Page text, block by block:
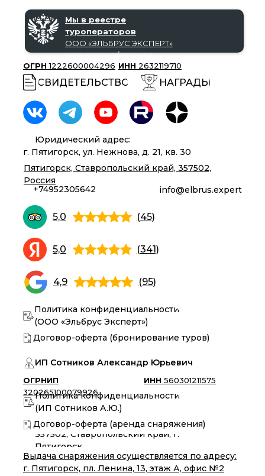
Политика конфиденциальности
(ООО «Эльбрус Эксперт»)
Политика конфиденциальности
(ИП Сотников А.Ю.)
СВИДЕТЕЛЬСТВО
ОГРНИП
320265100079926
ИНН 560301211575
ОГРН 1222600004296 ИНН 2632119710
НАГРАДЫ
ИП Сотников Александр Юрьевич
Договор-оферта (аренда снаряжения)
Договор-оферта (бронирование туров)
Выдача снаряжения осуществляется по адресу:
г. Пятигорск, пл. Ленина, 13, этаж А, офис №2
Пятигорск, Ставропольский край, 357502,
Россия
info@elbrus.expert
357502, Ставропольский край, г.
Пятигорск
Юридический адрес:
г. Пятигорск, ул. Нежнова, д. 21, кв. 30
+74952305642
5,0 (45)
5,0 (341)
4,9 (95)
Мы в реестре
туроператоров
ООО «‎ЭЛЬБРУС ЭКСПЕРТ»‎
В031-00161-77/02191438